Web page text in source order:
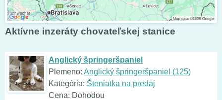
Aktívne inzeráty chovateľskej stanice
Anglický špringeršpaniel
Plemeno: Anglický špringeršpaniel (125)
Kategória: Šteniatka na predaj
Cena: Dohodou